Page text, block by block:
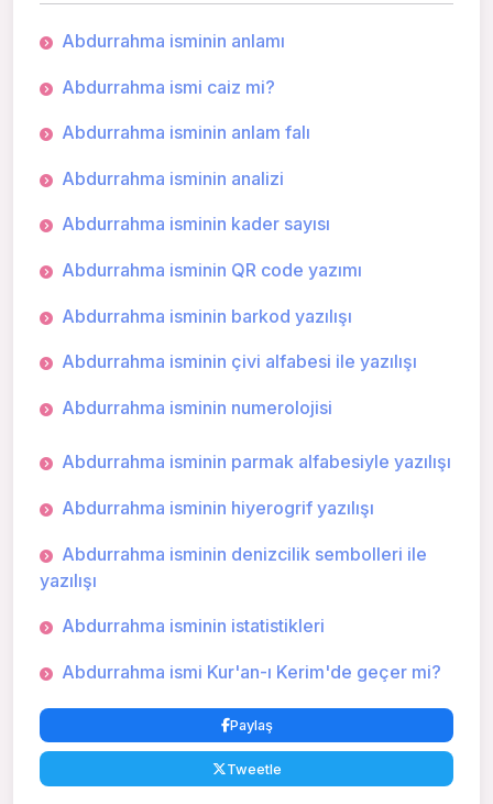
Abdurrahma isminin anlamı
Abdurrahma ismi caiz mi?
Abdurrahma isminin anlam falı
Abdurrahma isminin analizi
Abdurrahma isminin kader sayısı
Abdurrahma isminin QR code yazımı
Abdurrahma isminin barkod yazılışı
Abdurrahma isminin çivi alfabesi ile yazılışı
Abdurrahma isminin numerolojisi
Abdurrahma isminin parmak alfabesiyle yazılışı
Abdurrahma isminin hiyerogrif yazılışı
Abdurrahma isminin denizcilik sembolleri ile
yazılışı
Abdurrahma isminin istatistikleri
Abdurrahma ismi Kur'an-ı Kerim'de geçer mi?
Paylaş
Tweetle